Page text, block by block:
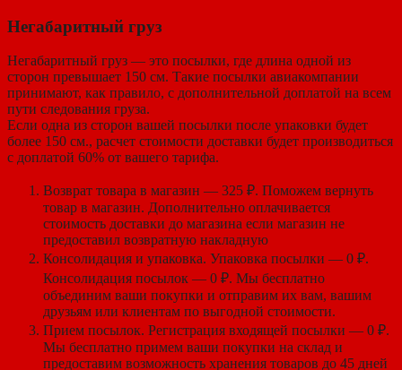
Негабаритный груз
Негабаритный груз — это посылки, где длина одной из
сторон превышает 150 см. Такие посылки авиакомпании
принимают, как правило, с дополнительной доплатой на всем
пути следования груза.
Если одна из сторон вашей посылки после упаковки будет
более 150 см., расчет стоимости доставки будет производиться
с доплатой 60% от вашего тарифа.
Возврат товара в магазин — 325 ₽. Поможем вернуть
товар в магазин. Дополнительно оплачивается
стоимость доставки до магазина если магазин не
предоставил возвратную накладную
Консолидация и упаковка. Упаковка посылки — 0 ₽.
Консолидация посылок — 0 ₽. Мы бесплатно
объединим ваши покупки и отправим их вам, вашим
друзьям или клиентам по выгодной стоимости.
Прием посылок. Регистрация входящей посылки — 0 ₽.
Мы бесплатно примем ваши покупки на склад и
предоставим возможность хранения товаров до 45 дней